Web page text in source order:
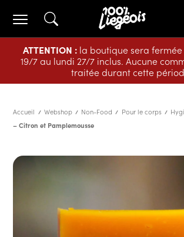
ATTENTION :la boutique sera
19/7 au lundi 27/7 inclus. Aucune
traitée durant cette
Accueil Webshop Non-Food Pour le corps
– Citron et Pamplemousse